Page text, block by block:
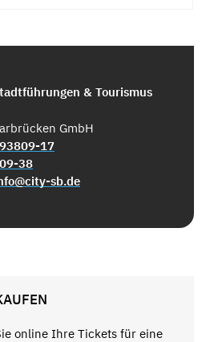
& Tourismus
GmbH
17
38
sb.de
online Ihre Tickets für eine